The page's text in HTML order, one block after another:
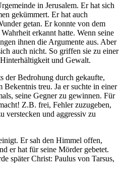
in Jerusalem. Er hat sich
gekümmert. Er hat auch
getan. Er konnte von dem
erkannt hatte. Wenn seine
ihnen die Argumente aus. Aber
auch nicht. So griffen sie zu einer
und Gewalt.
der Bedrohung durch gekaufte,
Bekentnis treu. Ja er suchte in einer
seine Gegner zu gewinnen. Für
Z.B. frei, Fehler zuzugeben,
verstecken und aggressiv zu
Er sah den Himmel offen,
er hat für seine Mörder gebetet.
später Christ: Paulus von Tarsus,